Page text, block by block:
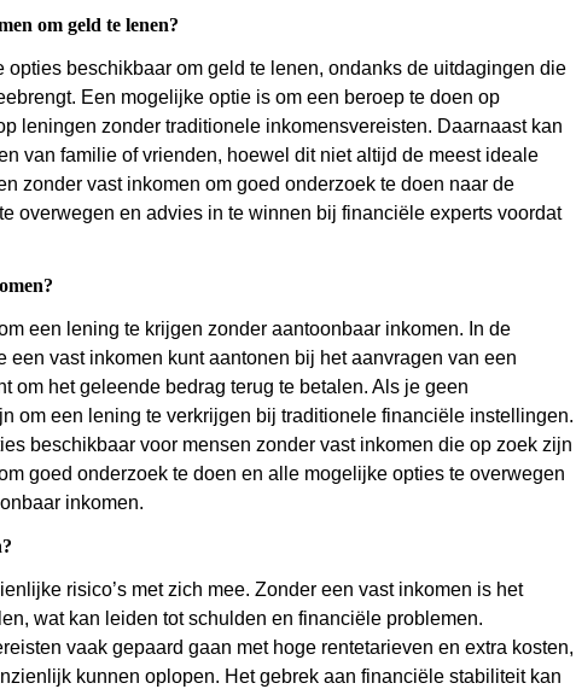
om geld te lenen?
beschikbaar om geld te lenen, ondanks de uitdagingen die
Een mogelijke optie is om een beroep te doen op
leningen zonder traditionele inkomensvereisten. Daarnaast kan
van familie of vrienden, hoewel dit niet altijd de meest ideale
zonder vast inkomen om goed onderzoek te doen naar de
overwegen en advies in te winnen bij financiële experts voordat
een lening te krijgen zonder aantoonbaar inkomen. In de
vast inkomen kunt aantonen bij het aanvragen van een
om het geleende bedrag terug te betalen. Als je geen
om een lening te verkrijgen bij traditionele financiële instellingen.
beschikbaar voor mensen zonder vast inkomen die op zoek zijn
goed onderzoek te doen en alle mogelijke opties te overwegen
inkomen.
risico’s met zich mee. Zonder een vast inkomen is het
wat kan leiden tot schulden en financiële problemen.
vaak gepaard gaan met hoge rentetarieven en extra kosten,
kunnen oplopen. Het gebrek aan financiële stabiliteit kan